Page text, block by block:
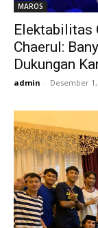
MAROS
Elektabilitas
Chaerul:
Dukungan
admin - Desember 1,